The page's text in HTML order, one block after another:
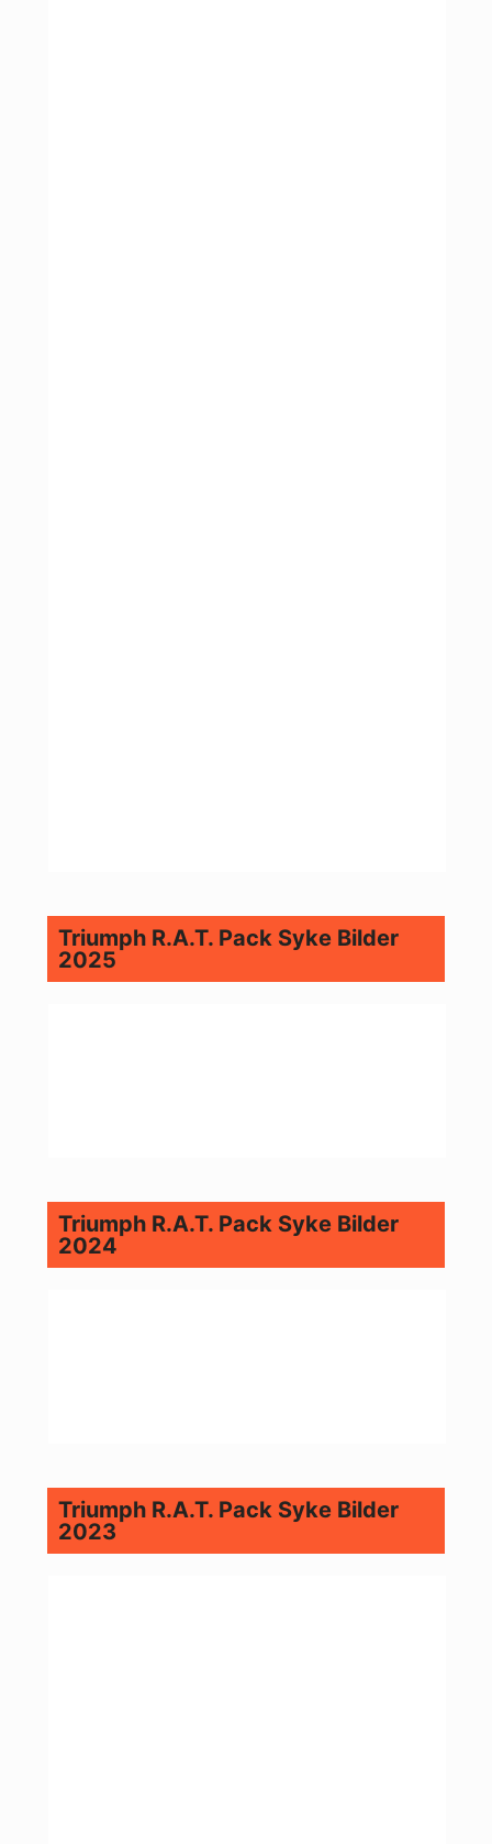
Triumph R.A.T. Pack Syke Bilder
2025
Triumph R.A.T. Pack Syke Bilder
2024
Triumph R.A.T. Pack Syke Bilder
2023